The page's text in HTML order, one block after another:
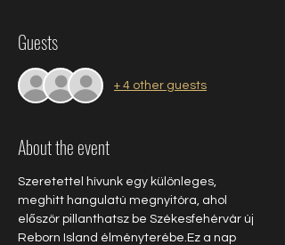
Guests
+ 4 other guests
About the event
Szeretettel hívunk egy különleges,
meghitt hangulatú megnyitóra, ahol
először pillanthatsz be Székesfehérvár új
Reborn Island élményterébe.Ez a nap